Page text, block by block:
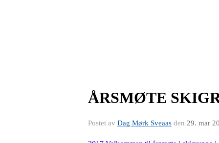
ÅRSMØTE
Postet av Dag Mørk Sveaas den 29. mar